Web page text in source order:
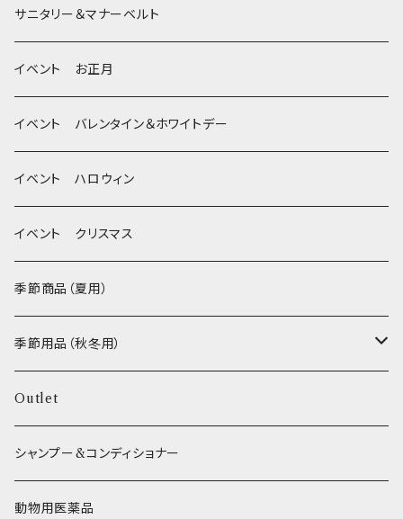
季節限定 ハロウィン
季節限定 クリスマス
Wonderful Kitchen / (旧)P-ball
MEAT
FISH
グルテンフリー！ _ DOG TREE
ヒマラヤチーズ！ _ loasis
わんのはな
エリール
O.C.Farm
デンタルケア
除菌・抗菌・消臭
耳
静電気防止スプレー
Bichon Frise
サニタリー＆マナーベルト
イベント お正月
イベント バレンタイン＆ホワイトデー
イベント ハロウィン
イベント クリスマス
季節商品（夏用）
季節用品（秋冬用）
ヒーター
Outlet
シャンプー&コンディショナー
動物用医薬品